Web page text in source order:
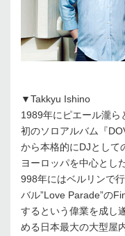
▼Takkyu Ishino
1989年にピエール瀧ら
初のソロアルバム『
から本格的にDJとして
ヨーロッパを中心とし
998年にはベルリンで
バル”Love Parade”の
するという偉業を成し
める日本最大の大型屋